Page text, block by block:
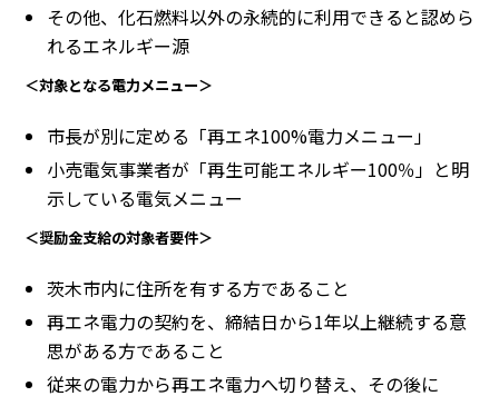
その他、化石燃料以外の永続的に利用できると認めら
れるエネルギー源
＜対象となる電力メニュー＞
市長が別に定める「再エネ100%電力メニュー」
小売電気事業者が「再生可能エネルギー100％」と明
示している電気メニュー
＜奨励金支給の対象者要件＞
茨木市内に住所を有する方であること
再エネ電力の契約を、締結日から1年以上継続する意
思がある方であること
従来の電力から再エネ電力へ切り替え、その後に